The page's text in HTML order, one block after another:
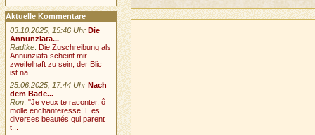
Aktuelle Kommentare
03.10.2025, 15:46 Uhr Die
Annunziata...
Radtke: Die Zuschreibung als
Annunziata scheint mir
zweifelhaft zu sein, der Blic
ist na...
25.06.2025, 17:44 Uhr Nach
dem Bade...
Ron:"Je veux te raconter, ô
molle enchanteresse! L es
diverses beautés qui parent
t...